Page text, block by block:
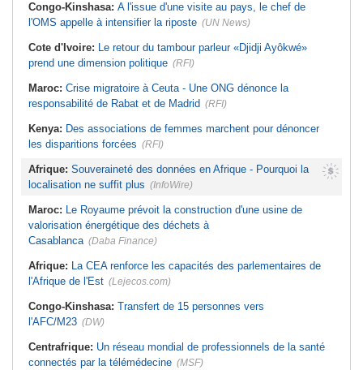
Congo-Kinshasa: A l'issue d'une visite au pays, le chef de
l'OMS appelle à intensifier la riposte (UN News)
Cote d'Ivoire: Le retour du tambour parleur «Djidji Ayôkwé»
prend une dimension politique (RFI)
Maroc: Crise migratoire à Ceuta - Une ONG dénonce la
responsabilité de Rabat et de Madrid (RFI)
Kenya: Des associations de femmes marchent pour dénoncer
les disparitions forcées (RFI)
Afrique: Souveraineté des données en Afrique - Pourquoi la
localisation ne suffit plus (InfoWire)
Maroc: Le Royaume prévoit la construction d'une usine de
valorisation énergétique des déchets à
Casablanca (Daba Finance)
Afrique: La CEA renforce les capacités des parlementaires de
l'Afrique de l'Est (Lejecos.com)
Congo-Kinshasa: Transfert de 15 personnes vers
l'AFC/M23 (DW)
Centrafrique: Un réseau mondial de professionnels de la santé
connectés par la télémédecine (MSF)